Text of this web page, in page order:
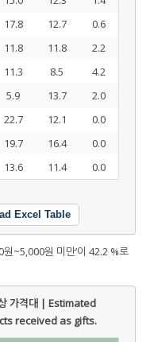
17.8 12.7
0.6
11.8 11.8
2.2
11.3 8.5
4.2
5.9 13.7
2.0
22.7 12.1
0.0
19.7 16.4
0.0
13.6 11.4 0.0
Excel Table
원~5,000원 미만’이 42.2 %로
가격대 | Estimated
received as gifts.